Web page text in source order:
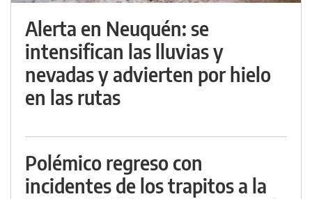
Alerta en Neuquén: se
intensifican las lluvias y
nevadas y advierten por hielo
en las rutas
Polémico regreso con
incidentes de los trapitos a la